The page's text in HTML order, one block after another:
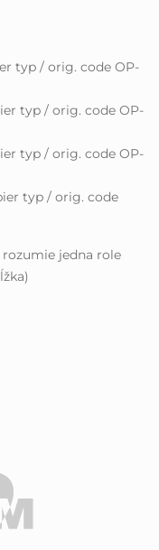
typ / orig. code OP-
typ / orig. code OP-
typ / orig. code OP-
typ / orig. code
rozumie jedna role